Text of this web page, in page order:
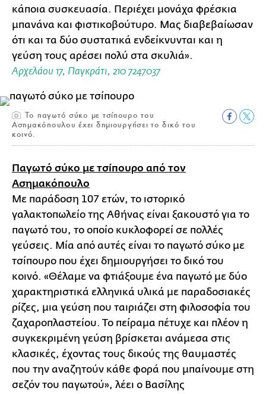
κάποια συσκευασία. Περιέχει μονάχα φρέσκια
μπανάνα και φιστικοβούτυρο. Μας διαβεβαίωσαν
ότι και τα δύο συστατικά ενδείκνυνται και η
γεύση τους αρέσει πολύ στα σκυλιά».
Αρχελάου 17, Παγκράτι, 210 7247037
Το παγωτό σύκο με τσίπουρο του
Ασημακόπουλου έχει δημιουργήσει το δικό του
κοινό.
Παγωτό σύκο με τσίπουρο από τον
Ασημακόπουλο
Με παράδοση 107 ετών, το ιστορικό
γαλακτοπωλείο της Αθήνας είναι ξακουστό για το
παγωτό του, το οποίο κυκλοφορεί σε πολλές
γεύσεις. Μία από αυτές είναι το παγωτό σύκο με
τσίπουρο που έχει δημιουργήσει το δικό του
κοινό. «Θέλαμε να φτιάξουμε ένα παγωτό με δύο
χαρακτηριστικά ελληνικά υλικά με παραδοσιακές
ρίζες, μια γεύση που ταιριάζει στη φιλοσοφία του
ζαχαροπλαστείου. Το πείραμα πέτυχε και πλέον η
συγκεκριμένη γεύση βρίσκεται ανάμεσα στις
κλασικές, έχοντας τους δικούς της θαυμαστές
που την αναζητούν κάθε φορά που μπαίνουμε στη
σεζόν του παγωτού», λέει ο Βασίλης